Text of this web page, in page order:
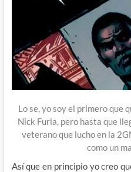
Lo se, yo soy el primero que
Nick Furia, pero hasta que
veterano que lucho en la
como un
Así que en principio yo creo